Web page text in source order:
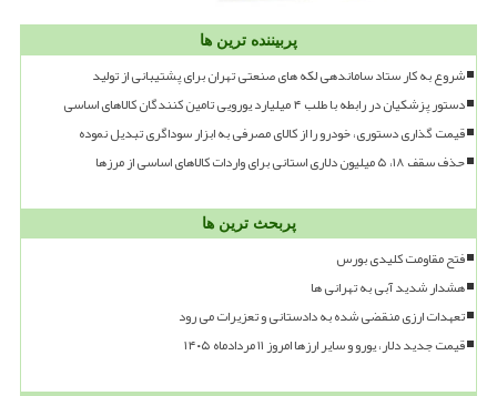
پربیننده ترین ها
شروع به کار ستاد ساماندهی لکه های صنعتی تهران برای پشتیبانی از تولید
دستور پزشکیان در رابطه با طلب ۴ میلیارد یورویی تامین کنندگان کالاهای اساسی
قیمت گذاری دستوری، خودرو را از کالای مصرفی به ابزار سوداگری تبدیل نموده
حذف سقف ۱۸، ۵ میلیون دلاری استانی برای واردات کالاهای اساسی از مرزها
پربحث ترین ها
فتح مقاومت کلیدی بورس
هشدار شدید آبی به تهرانی ها
تعهدات ارزی منقضی شده به دادستانی و تعزیرات می رود
قیمت جدید دلار، یورو و سایر ارزها امروز ۱۱ مردادماه ۱۴۰۵